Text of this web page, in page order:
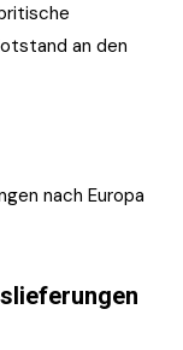
an den